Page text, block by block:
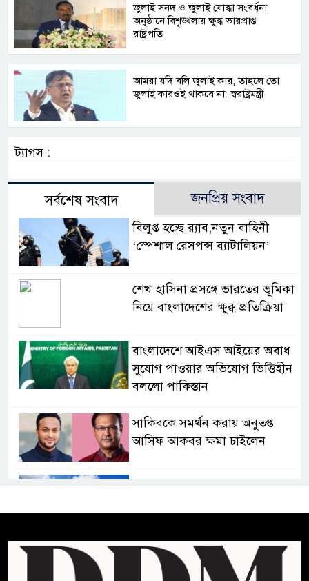
জুলাই সনদ ও জুলাই যোদ্ধা সংবর্ধনা
অনুষ্ঠানে বিশৃঙ্খলায় ক্ষুদ্ধ ভারপ্রাপ্ত
রাষ্ট্রপতি
আমরা যদি বলি জুলাই কার, তাহলে তো
জুলাই কারওই থাকবে না: স্বরাষ্ট্রমন্ত্রী
ট্যাগস :
সর্বশেষ সংবাদ জনপ্রিয় সংবাদ
বিলুপ্ত হচ্ছে র‍্যাব,নতুন বাহিনী
‘স্পেশাল রেসপন্স ব্যাটালিয়ন’
শেখ হাসিনা প্রসঙ্গে ভারতের ভূমিকা
নিয়ে বাংলাদেশের ক্ষুব্ধ প্রতিক্রিয়া
বাংলাদেশে আইএস আইয়ের অবাধ
সুযোগ পাওয়ার অভিযোগ ভিত্তিহীন
বললো পাকিস্তান
সাকিবকে সমর্থন করায় অনুতপ্ত
আসিফ আকবর ক্ষমা চাইলেন
প্রথম শ্রেণি ছাড়া অন্য সব শ্রেণিতে
হবে ভর্তি পরীক্ষা: শিক্ষা মন্ত্রণালয়